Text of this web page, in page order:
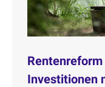
Investitionen